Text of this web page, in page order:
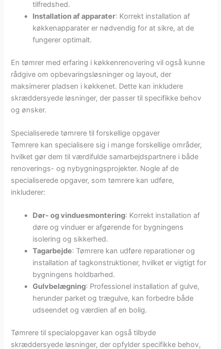
tilfredshed.
Installation af apparater: Korrekt installation af
køkkenapparater er nødvendig for at sikre, at de
fungerer optimalt.
En tømrer med erfaring i køkkenrenovering vil også kunne
rådgive om opbevaringsløsninger og layout, der
maksimerer pladsen i køkkenet. Dette kan inkludere
skræddersyede løsninger, der passer til specifikke behov
og ønsker.
Specialiserede tømrere til forskellige opgaver
Tømrere kan specialisere sig i mange forskellige områder,
hvilket gør dem til værdifulde samarbejdspartnere i både
renoverings- og nybygningsprojekter. Nogle af de
specialiserede opgaver, som tømrere kan udføre,
inkluderer:
Dør- og vinduesmontering: Korrekt installation af
døre og vinduer er afgørende for bygningens
isolering og sikkerhed.
Tagarbejde: Tømrere kan udføre reparationer og
installation af tagkonstruktioner, hvilket er vigtigt for
bygningens holdbarhed.
Gulvbelægning: Professionel installation af gulve,
herunder parket og trægulve, kan forbedre både
udseendet og værdien af en bolig.
Tømrere til specialopgaver kan også tilbyde
skræddersyede løsninger, der opfylder specifikke behov,